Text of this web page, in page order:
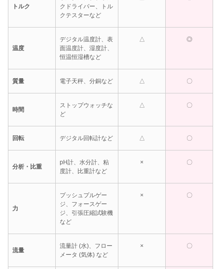
トルク
クドライバー、トル
クテスターなど
温度
デジタル温度計、表
面温度計、湿度計、
恒温恒湿槽など
△ ◎
質量 電子天秤、分銅など △ 〇
時間
ストップウォッチな
ど
△ 〇
回転 デジタル回転計など △ 〇
分析・比重
pH計、水分計、粘
度計、比重計など
× 〇
力
プッシュプルゲー
ジ、フォースゲー
ジ、引張圧縮試験機
など
× 〇
流量
流量計 (水)、フロー
メータ (気体) など
× 〇